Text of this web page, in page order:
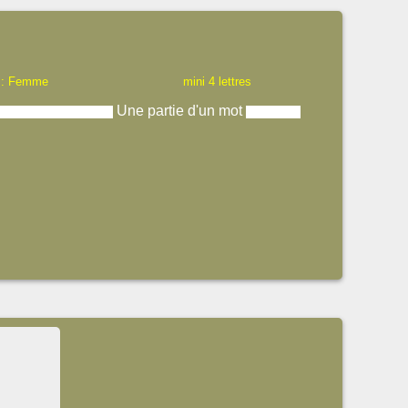
Femme mini 4 lettres
Une partie d'un mot